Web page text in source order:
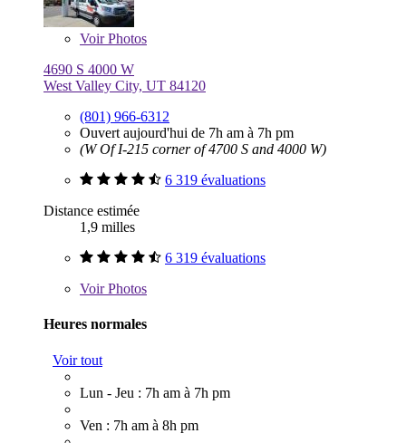
VoirPhotos
4690 S 4000 W
West Valley City, UT 84120
(801) 966-6312
Ouvert aujourd'hui de 7h am à 7h pm
(W Of I-215 corner of 4700 S and 4000 W)
6 319 évaluations
Distance estimée
1,9 milles
6 319 évaluations
VoirPhotos
Heures normales
Voir tout
Lun - Jeu : 7h am à 7h pm
Ven : 7h am à 8h pm